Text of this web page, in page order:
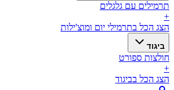
תרמילים עם גלגלים
+
הצג הכל בתרמילי יום ומוצ'ילות
ביגוד
חולצות ספורט
+
הצג הכל בביגוד